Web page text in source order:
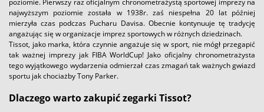
poziomie. Pierwszy raz oficjalnym chronometrażystą sportowej imprezy na
najwyższym poziomie została w 1938r. zaś niespełna 20 lat później
mierzyła czas podczas Pucharu Davisa. Obecnie kontynuuje tę tradycję
angażując się w organizacje imprez sportowych w różnych dziedzinach.
Tissot, jako marka, która czynnie angażuje się w sport, nie mógł przegapić
tak ważnej imprezy jak FIBA WorldCup! Jako oficjalny chronometrażysta
tego wyjątkowego wydarzenia odmierzał czas zmagań tak ważnych gwiazd
sportu jak chociażby Tony Parker.
Dlaczego warto zakupić zegarki Tissot?